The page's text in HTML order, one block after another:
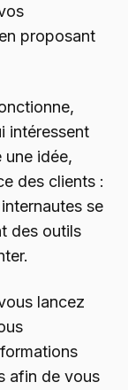
proposant
intéressent
idée,
des clients :
se
des outils
lancez
afin de vous